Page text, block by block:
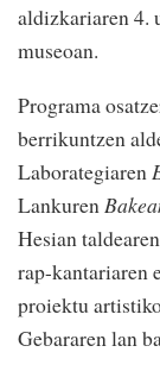
aldizkariaren 4.
museoan.
Programa
berrikuntzen
Laborategiaren
Lankuren
Hesian
rap-kantariaren
proiektu
Gebararen lan